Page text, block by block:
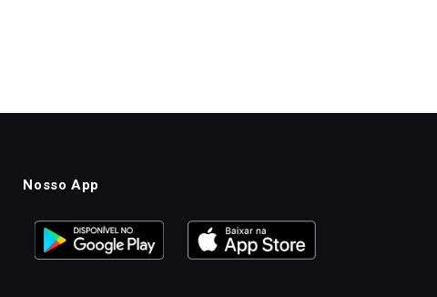
Nosso App